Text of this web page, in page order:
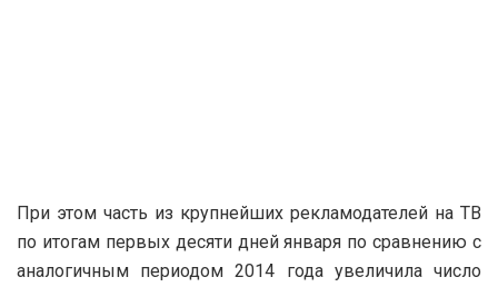
При этом часть из крупнейших рекламодателей на ТВ
по итогам первых десяти дней января по сравнению с
аналогичным периодом 2014 года увеличила число